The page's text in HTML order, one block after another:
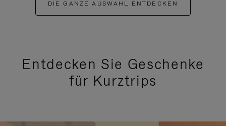
DIE GANZE AUSWAHL ENTDECKEN
Entdecken Sie Geschenke
für Kurztrips